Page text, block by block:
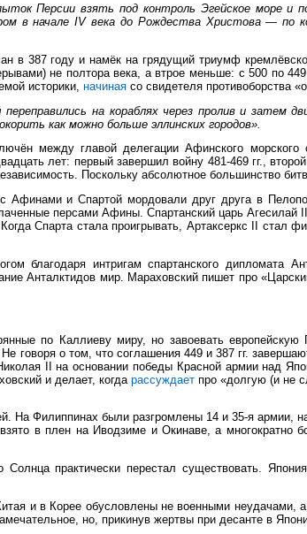
Персии взять под контроль Эгейское море и
в начале IV века до Рождества Христова — по
в 387 году и намёк на грядущий триумф
не полтора века, а втрое меньше: с 500 по
историки, начиная со свидетеля противоборства
на кораблях через пролив и затем
как можно больше эллинских городов».
между главой делегации Афинского
лет: первый завершил войну 481-469 гг.,
Поскольку абсолютное большинство
и Спартой мордовали друг друга в
персами Афины. Спартанский царь Агесилай
Спарта стала проигрывать, Артаксеркс II стал
благодаря интригам спартанского дипломата
Анталктидов мир. Мараховский пишет про
по Каллиеву миру, но завоевать
говоря о том, что соглашения 449 и 387 гг.
II на основании победы Красной армии над
и делает, когда рассуждаетпро «долгую (и не
На Филиппинах были разгромлены 14 и 35-я армии,
в плен на Иводзиме и Окинаве, а многократно
практически перестал существовать.
и в Корее обусловлены не военными неудачами,
но, прикинув жертвы при десанте в